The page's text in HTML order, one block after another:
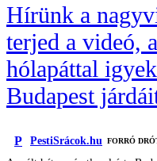
Hírünk a
terjed a videó,
hólapáttal
Budapest
P PestiSrácok.hu FORRÓ